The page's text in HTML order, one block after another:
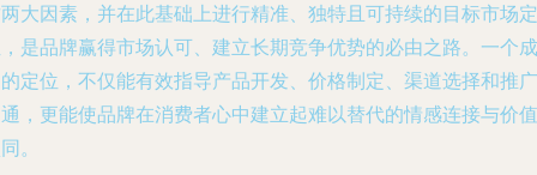
大因素，并在此基础上进行精准、独特且可持续的目标市场定
是品牌赢得市场认可、建立长期竞争优势的必由之路。一个成
定位，不仅能有效指导产品开发、价格制定、渠道选择和推广
，更能使品牌在消费者心中建立起难以替代的情感连接与价值
。